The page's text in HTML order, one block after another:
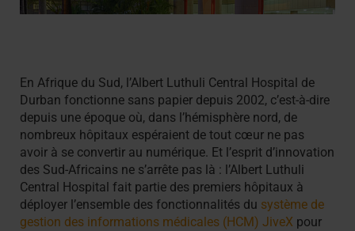
En Afrique du Sud, l’Albert Luthuli Central Hospital de
Durban fonctionne sans papier depuis 2002, c’est-à-dire
depuis une époque où, dans l’hémisphère nord, de
nombreux hôpitaux espéraient de tout cœur ne pas
avoir à se convertir au numérique. Et l’esprit d’innovation
des Sud-Africains ne s’arrête pas là : l’Albert Luthuli
Central Hospital fait partie des premiers hôpitaux à
déployer l’ensemble des fonctionnalités du système de
gestion des informations médicales (HCM) JiveX pour